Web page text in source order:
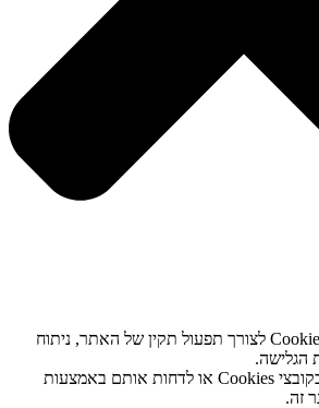
האתר משתמש בקובצי Cookies לצורך תפעול תקין של האתר, ניתוח
הגלישה.
ניתן לאשר את השימוש בקובצי Cookies או לדחות אותם באמצעות
זה.